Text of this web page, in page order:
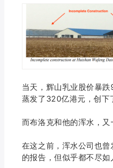
当天，辉山乳业股价暴
蒸发了320亿港元，创下
而布洛克和他的浑水，又
在这之前，浑水公司也
的报告，但似乎都不尽如